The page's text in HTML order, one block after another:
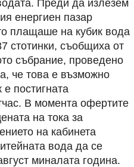
Преди да излезем
енергиен пазар
плащаше на кубик вода
стотинки, съобщиха от
събрание, проведено
че това е възможно
постигната
В момента офертите
на тока за
на кабинета
вода да се
миналата година.